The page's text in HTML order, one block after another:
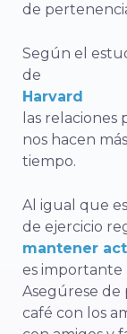
de
Según el
de
Harvard
las relaciones
nos hacen
tiempo.
Al igual que
de ejercicio
mantener
es importante
Asegúrese de
café con los